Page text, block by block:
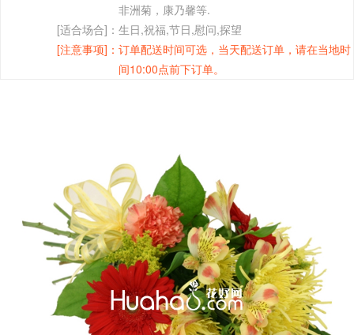
非洲菊，康乃馨等.
[适合场合]： 生日,祝福,节日,慰问,探望
[注意事项]： 订单配送时间可选，当天配送订单，请在当地时
间10:00点前下订单。